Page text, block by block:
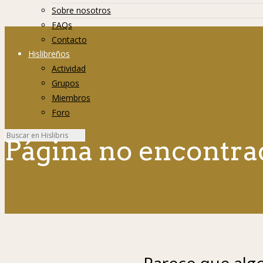
Sobre nosotros
FAQs
Contacto
Hislibreños
Actividad
Grupos
Miembros
Foro
Página no